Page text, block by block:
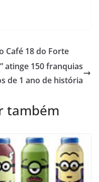
Café 18 do Forte
atinge 150 franquias
de 1 ano de história
também